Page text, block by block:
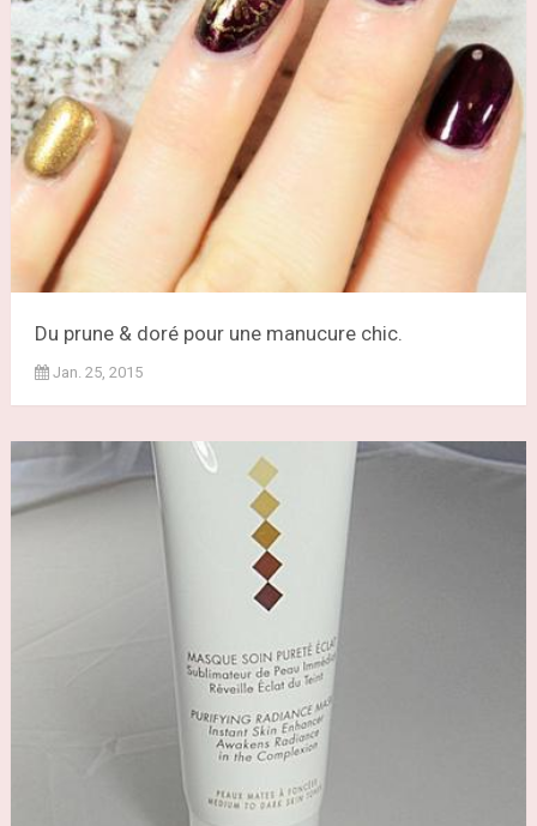
Du prune & doré pour une manucure chic.
Jan. 25, 2015